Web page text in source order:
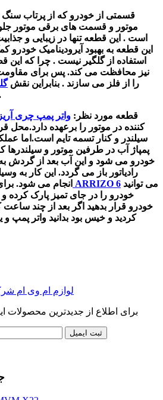
قسمتی از خودرو که از پرتاب
موتور و قسمت های برقی موتور
است . این قطعه تنها در زیبایی و
این قطعه به بهبود آیرودینامیک خودرو
استفاده از گلگیر نیست . چرا که این
نیز محافظت می کند. پس برای
را از فلز می سازند . بنابراین نقش
بالایی
قطعه مورد نظر: واتر پمپ چری
کننده در موتور را برعهده دارد.محل
سیلندر و کنار تسمه تایم است. اما
پمپاژ آب در طرفین موتور و
خودرو می شود و این آب بعد از گردش به
رادیاتور باز می گردد. این کار به
انجام می شود. واتر پمپ ARRIZO 6
خودرو را در جای تمیز پارک کرده و
خودرو قرار بدهید اگر بعد از چند
کردید و خیس بود بدانید واتر پمپ
لوازم ام وی ام
برای اطلاع از جدیدترین محصولات
ثبت ایمیل